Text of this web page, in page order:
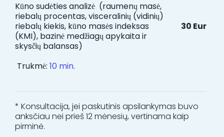
Kūno sudėties analizė (raumenų masė,
riebalų procentas, visceralinių (vidinių)
riebalų kiekis, kūno masės indeksas
(KMI), bazinė medžiagų apykaita ir
skysčių balansas)
Trukmė: 10 min.
30 Eur
* Konsultacija, jei paskutinis apsilankymas buvo
anksčiau nei prieš 12 mėnesių, vertinama kaip
pirminė.